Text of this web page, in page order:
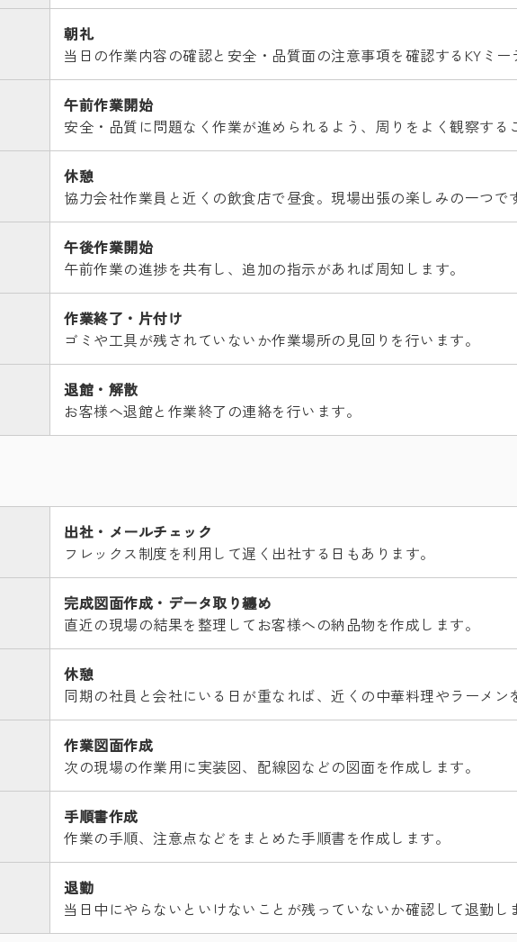
朝礼
当日の作業内容の確認と安全・品質面の注意事項を確認するKYミー
午前作業開始
安全・品質に問題なく作業が進められるよう、周りをよく観察する
休憩
協力会社作業員と近くの飲食店で昼食。現場出張の楽しみの一つで
午後作業開始
午前作業の進捗を共有し、追加の指示があれば周知します。
作業終了・片付け
ゴミや工具が残されていないか作業場所の見回りを行います。
退館・解散
お客様へ退館と作業終了の連絡を行います。
出社・メールチェック
フレックス制度を利用して遅く出社する日もあります。
完成図面作成・データ取り纏め
直近の現場の結果を整理してお客様への納品物を作成します。
休憩
同期の社員と会社にいる日が重なれば、近くの中華料理やラーメン
作業図面作成
次の現場の作業用に実装図、配線図などの図面を作成します。
手順書作成
作業の手順、注意点などをまとめた手順書を作成します。
退勤
当日中にやらないといけないことが残っていないか確認して退勤し